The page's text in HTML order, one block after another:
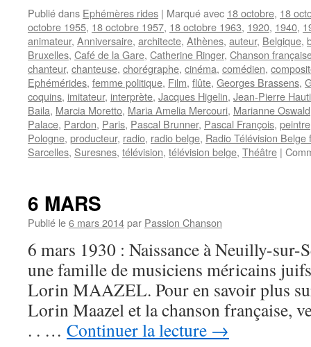
Publié dans Ephémères rides | Marqué avec 18 octobre, 18
octobre 1955, 18 octobre 1957, 18 octobre 1963, 1920, 1940,
animateur, Anniversaire, architecte, Athènes, auteur, Belgique,
Bruxelles, Café de la Gare, Catherine Ringer, Chanson
chanteur, chanteuse, chorégraphe, cinéma, comédien,
Ephémérides, femme politique, Film, flûte, Georges Brassens,
coquins, imitateur, interprète, Jacques Higelin, Jean-Pierre
Baila, Marcia Moretto, Maria Amelia Mercouri, Marianne Oswald
Palace, Pardon, Paris, Pascal Brunner, Pascal François, peintre
Pologne, producteur, radio, radio belge, Radio Télévision Belge
Sarcelles, Suresnes, télévision, télévision belge, Théâtre |
6 MARS
Publié le6 mars 2014par Passion Chanson
6 mars 1930 : Naissance à Neuilly-sur-
une famille de musiciens méricains
Lorin MAAZEL. Pour en savoir plus
Lorin Maazel et la chanson française,
. . … Continuer la lecture →